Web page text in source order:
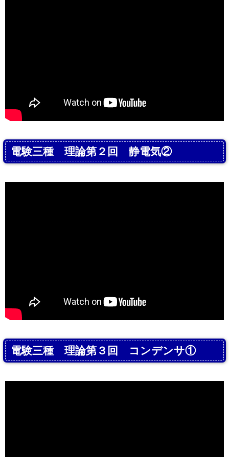
電験三種 理論第２回 静電気②
電験三種 理論第３回 コンデンサ①